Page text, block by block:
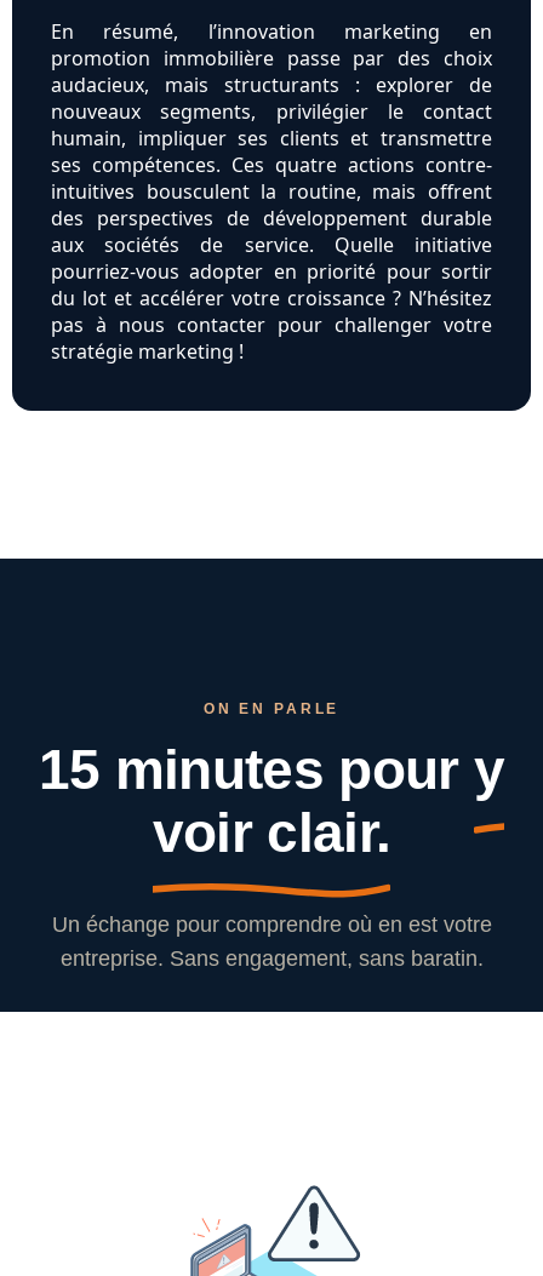
En résumé, l’innovation marketing en
promotion immobilière passe par des choix
audacieux, mais structurants : explorer de
nouveaux segments, privilégier le contact
humain, impliquer ses clients et transmettre
ses compétences. Ces quatre actions contre-
intuitives bousculent la routine, mais offrent
des perspectives de développement durable
aux sociétés de service. Quelle initiative
pourriez-vous adopter en priorité pour sortir
du lot et accélérer votre croissance ? N’hésitez
pas à nous contacter pour challenger votre
stratégie marketing !
ON EN PARLE
15 minutes pour y
voir clair.
Un échange pour comprendre où en est votre
entreprise. Sans engagement, sans baratin.